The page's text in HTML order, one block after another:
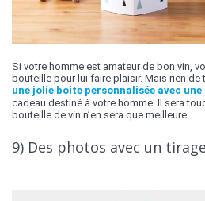
Si votre homme est amateur de bon vin,
bouteille pour lui faire plaisir. Mais rien de
une jolie boîte personnalisée avec
cadeau destiné à votre homme. Il sera
bouteille de vin n’en sera que meilleure.
9) Des photos avec un